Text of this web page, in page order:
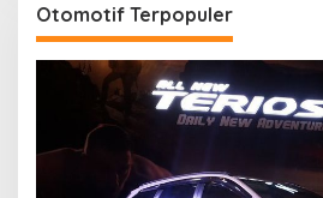
Otomotif Terpopuler